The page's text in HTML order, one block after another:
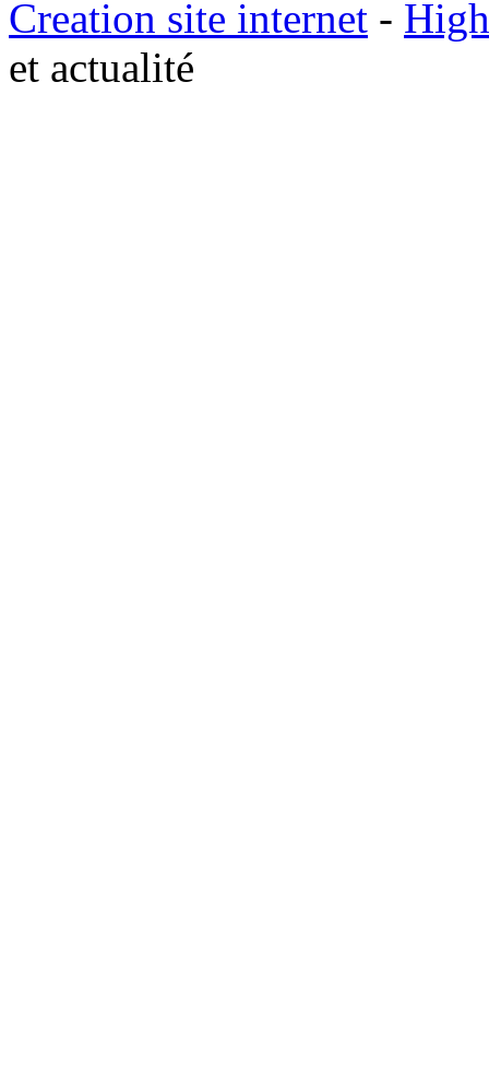
Creation site internet -
et actualité